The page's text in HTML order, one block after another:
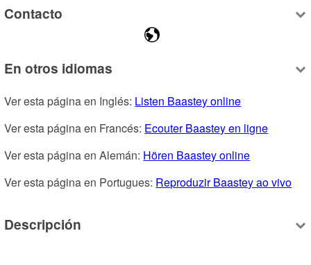
Contacto
En otros idiomas
Ver esta página en Inglés: Listen Baastey online
Ver esta página en Francés: Ecouter Baastey en ligne
Ver esta página en Alemán: Hören Baastey online
Ver esta página en Portugues: Reproduzir Baastey ao vivo
Descripción